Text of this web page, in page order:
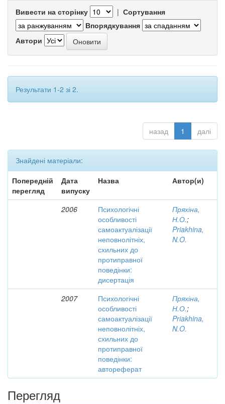
Вивести на сторінку | Сортування
Впорядкування
Автори
Результати 1-2 зі 2.
назад 1 далі
Знайдені матеріали:
Попередній
перегляд
Дата
випуску
Назва Автор(и)
2006
Психологічні
особливості
самоактуалізації
неповнолітніх,
схильних до
протиправної
поведінки:
дисертація
Пряхіна,
Н.О.;
Priakhina,
N.O.
2007
Психологічні
особливості
самоактуалізації
неповнолітніх,
схильних до
протиправної
поведінки:
автореферат
Пряхіна,
Н.О.;
Priakhina,
N.O.
Перегляд